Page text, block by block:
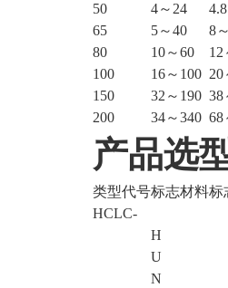
50
4～24
65
5～40
8
80
10～60
12
100
16～100 20
150
32～190 38
200
34～340 68
产品选
类型代号标志材料标
HCLC-
H
U
N